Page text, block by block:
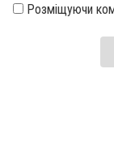
Розміщуючи